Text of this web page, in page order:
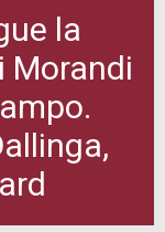
la
Morandi